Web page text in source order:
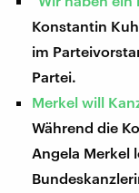
Konstantin
im
Partei.
Merkel will
Während die
Angela Merkel